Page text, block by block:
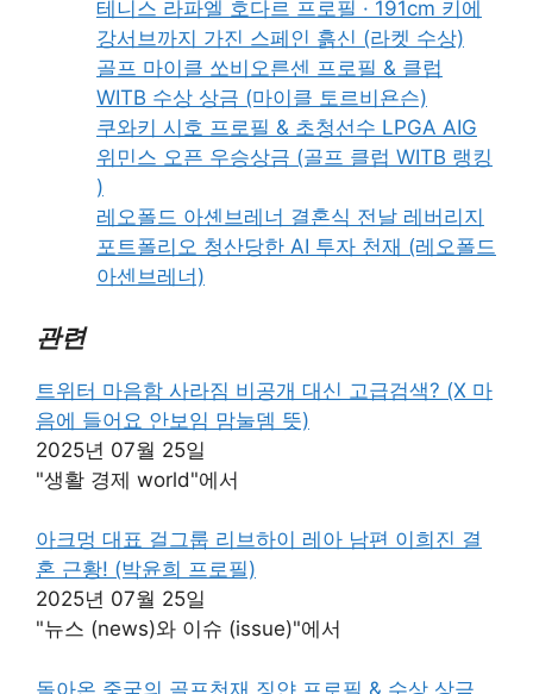
테니스 라파엘 호다르 프로필 · 191cm 키에
강서브까지 가진 스페인 흙신 (라켓 수상)
골프 마이클 쏘비오른센 프로필 & 클럽
WITB 수상 상금 (마이클 토르비욘슨)
쿠와키 시호 프로필 & 초청선수 LPGA AIG
위민스 오픈 우승상금 (골프 클럽 WITB 랭킹
)
레오폴드 아셴브레너 결혼식 전날 레버리지
포트폴리오 청산당한 AI 투자 천재 (레오폴드
아센브레너)
관련
트위터 마음함 사라짐 비공개 대신 고급검색? (X 마
음에 들어요 안보임 맘눌뎀 뜻)
2025년 07월 25일
"생활 경제 world"에서
아크멍 대표 걸그룹 리브하이 레아 남편 이희진 결
혼 근황! (박윤희 프로필)
2025년 07월 25일
"뉴스 (news)와 이슈 (issue)"에서
돌아온 중국의 골프천재 징얀 프로필 & 수상 상금